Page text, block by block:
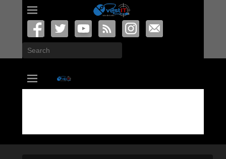
Search
vastIT.ro
Blog de Tehnologie